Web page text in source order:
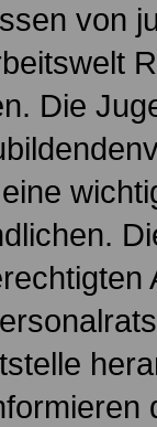
von
Die